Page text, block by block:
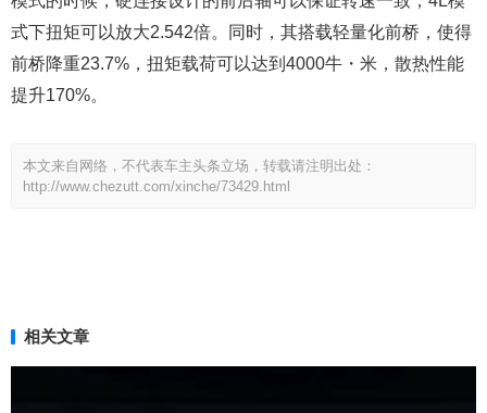
式下扭矩可以放大2.542倍。同时，其搭载轻量化前桥，使得
前桥降重23.7%，扭矩载荷可以达到4000牛・米，散热性能
提升170%。
本文来自网络，不代表车主头条立场，转载请注明出处：
http://www.chezutt.com/xinche/73429.html
相关文章